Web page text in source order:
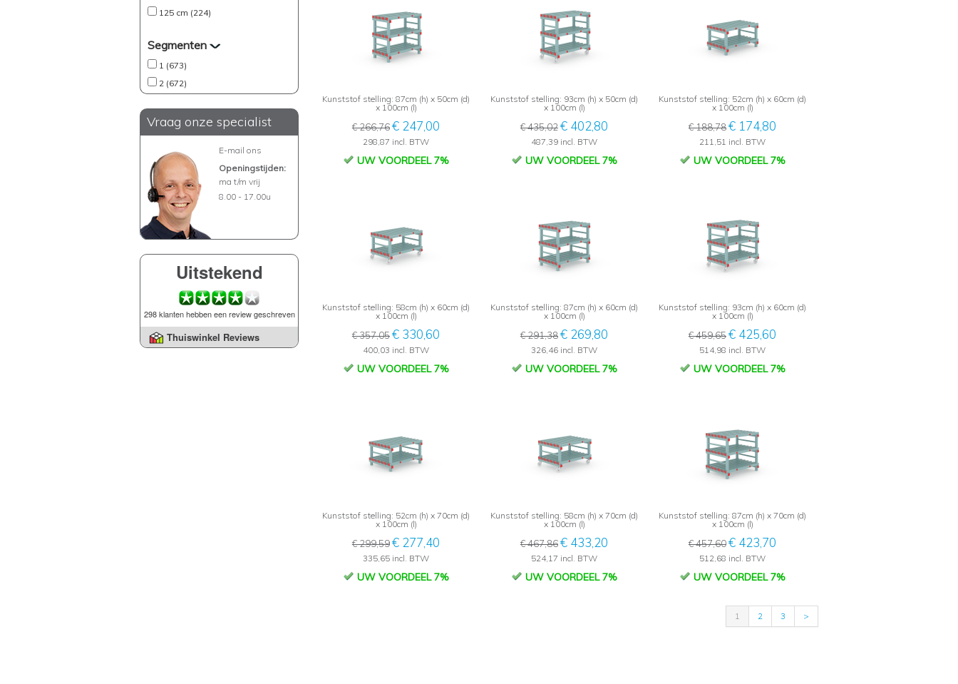
125 cm (224)
Segmenten
1 (673)
2 (672)
Vraag onze specialist
E-mail ons
Openingstijden:
ma t/m vrij
8.00 - 17.00u
Uitstekend
298 klanten hebben een review geschreven
Thuiswinkel Reviews
Kunststof stelling: 87cm (h) x 50cm (d)
x 100cm (l)
€ 266,76€ 247,00
298,87 incl. BTW
UW VOORDEEL 7%
Kunststof stelling: 93cm (h) x 50cm (d)
x 100cm (l)
€ 435,02€ 402,80
487,39 incl. BTW
UW VOORDEEL 7%
Kunststof stelling: 52cm (h) x 60cm (d)
x 100cm (l)
€ 188,78€ 174,80
211,51 incl. BTW
UW VOORDEEL 7%
Kunststof stelling: 58cm (h) x 60cm (d)
x 100cm (l)
€ 357,05€ 330,60
400,03 incl. BTW
UW VOORDEEL 7%
Kunststof stelling: 87cm (h) x 60cm (d)
x 100cm (l)
€ 291,38€ 269,80
326,46 incl. BTW
UW VOORDEEL 7%
Kunststof stelling: 93cm (h) x 60cm (d)
x 100cm (l)
€ 459,65€ 425,60
514,98 incl. BTW
UW VOORDEEL 7%
Kunststof stelling: 52cm (h) x 70cm (d)
x 100cm (l)
€ 299,59€ 277,40
335,65 incl. BTW
UW VOORDEEL 7%
Kunststof stelling: 58cm (h) x 70cm (d)
x 100cm (l)
€ 467,86€ 433,20
524,17 incl. BTW
UW VOORDEEL 7%
Kunststof stelling: 87cm (h) x 70cm (d)
x 100cm (l)
€ 457,60€ 423,70
512,68 incl. BTW
UW VOORDEEL 7%
1 2 3 >